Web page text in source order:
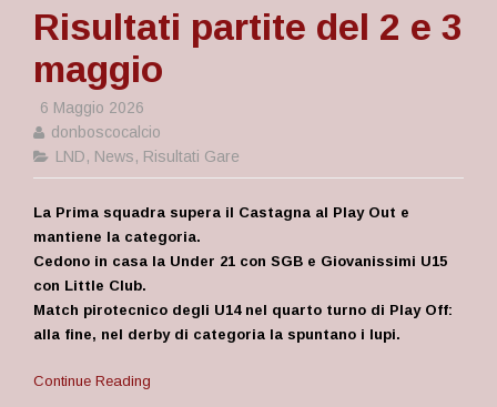
Risultati partite del 2 e 3
maggio
6 Maggio 2026
donboscocalcio
LND, News, Risultati Gare
La Prima squadra supera il Castagna al Play Out e
mantiene la categoria.
Cedono in casa la Under 21 con SGB e Giovanissimi U15
con Little Club.
Match pirotecnico degli U14 nel quarto turno di Play Off:
alla fine, nel derby di categoria la spuntano i lupi.
Continue Reading